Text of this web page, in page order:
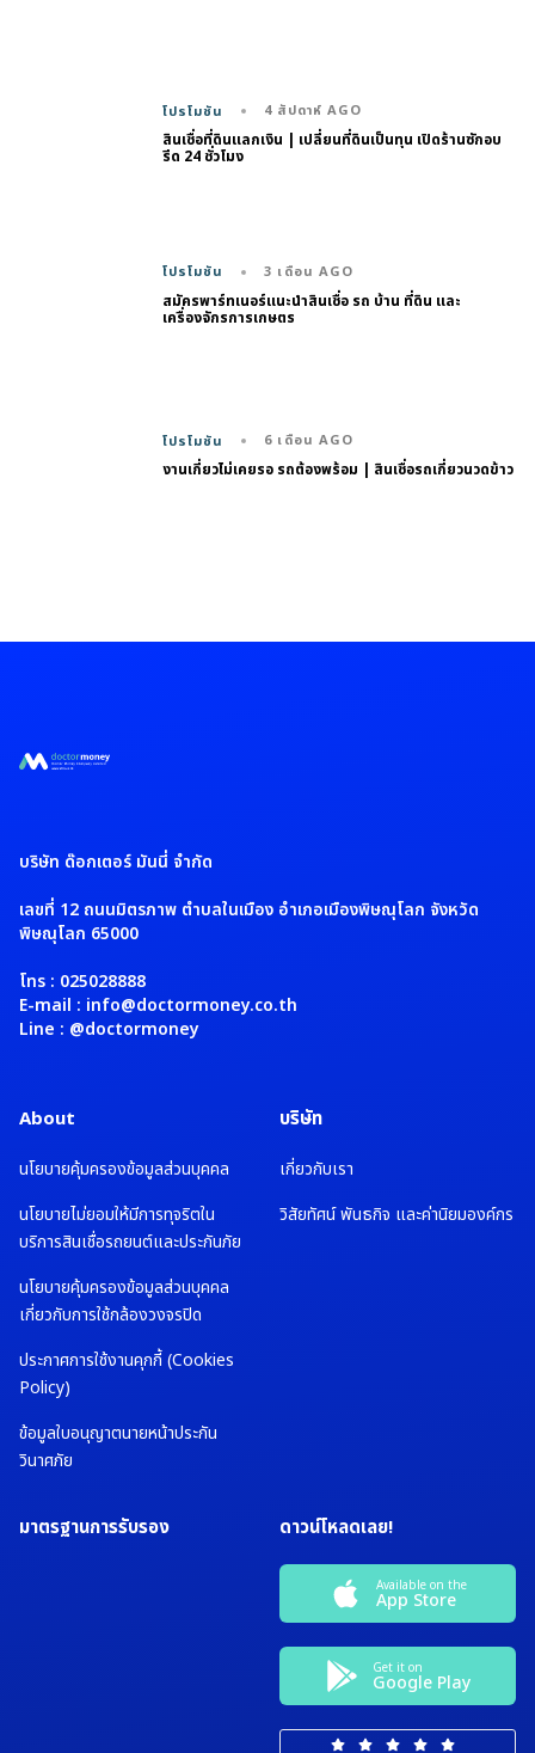
โปรโมชัน 4 สัปดาห์ AGO
สินเชื่อที่ดินแลกเงิน | เปลี่ยนที่ดินเป็นทุน เปิดร้านซักอบ
รีด 24 ชั่วโมง
โปรโมชัน 3 เดือน AGO
สมัครพาร์ทเนอร์แนะนำสินเชื่อ รถ บ้าน ที่ดิน และ
เครื่องจักรการเกษตร
โปรโมชัน 6 เดือน AGO
งานเกี่ยวไม่เคยรอ รถต้องพร้อม | สินเชื่อรถเกี่ยวนวดข้าว
บริษัท ด๊อกเตอร์ มันนี่ จำกัด
เลขที่ 12 ถนนมิตรภาพ ตำบลในเมือง อำเภอเมืองพิษณุโลก จังหวัด
พิษณุโลก 65000
โทร : 025028888
E-mail : info@doctormoney.co.th
Line : @doctormoney
About
นโยบายคุ้มครองข้อมูลส่วนบุคคล
นโยบายไม่ยอมให้มีการทุจริตใน
บริการสินเชื่อรถยนต์และประกันภัย
นโยบายคุ้มครองข้อมูลส่วนบุคคล
เกี่ยวกับการใช้กล้องวงจรปิด
ประกาศการใช้งานคุกกี้ (Cookies
Policy)
ข้อมูลใบอนุญาตนายหน้าประกัน
วินาศภัย
บริษัท
เกี่ยวกับเรา
วิสัยทัศน์ พันธกิจ และค่านิยมองค์กร
มาตรฐานการรับรอง ดาวน์โหลดเลย!
Available on the
App Store
Get it on
Google Play